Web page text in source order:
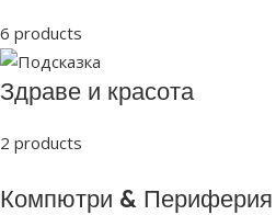
6 products
Здраве и красота
2 products
Компютри & Периферия